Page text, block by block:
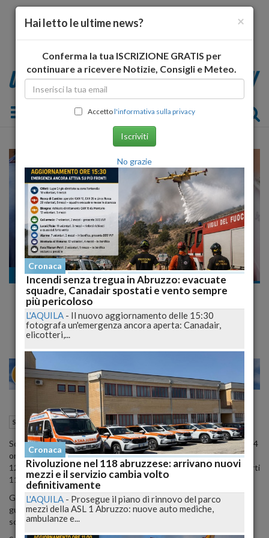
Toggle navigation
Salute
Covid, Tasso di positività scende al 3,9%,
oggi 13.844 positivi, 364 vittime.
MILANO 20
Salute Roma (RM) 21 Aprile 2021 18:40
Sono 13.844 i positivi al test del coronavirus in Italia nelle ultime 24
ore, secondo i dati del ministero della Salute. Ieri erano stati
12.074.In totale i casi dall'inizio dell'epidemia sono 3.891.063, i morti
117.997.
Gli attualmente positivi sono 475.635 (-7.080 rispetto a ieri), i
guariti e dimessi 3.311.267 (+20.552). In isolamento domiciliare ci
sono 449.775 persone (-6.534).
×
Hai letto le ultime news?
Conferma la tua ISCRIZIONE GRATIS per
continuare a ricevere Notizie, Consigli e Meteo.
Accettol'informativa sulla privacy
Iscriviti
No grazie
Cronaca
Incendi senza tregua in Abruzzo: evacuate
squadre, Canadair spostati e vento sempre
più pericoloso
L'AQUILA - Il nuovo aggiornamento delle 15:30
fotografa un'emergenza ancora aperta: Canadair,
elicotteri,...
Cronaca
Rivoluzione nel 118 abruzzese: arrivano nuovi
mezzi e il servizio cambia volto
definitivamente
L'AQUILA - Prosegue il piano di rinnovo del parco
mezzi della ASL 1 Abruzzo: nuove auto mediche,
ambulanze e...